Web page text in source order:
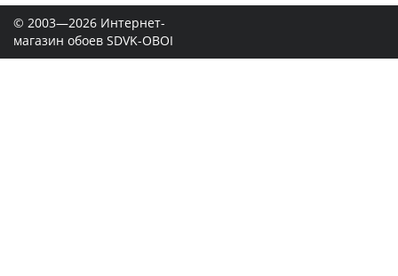
© 2003—2026 Интернет-
магазин обоев SDVK-OBOI